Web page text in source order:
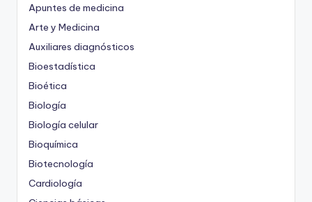
Apuntes de medicina
Arte y Medicina
Auxiliares diagnósticos
Bioestadística
Bioética
Biología
Biología celular
Bioquímica
Biotecnología
Cardiología